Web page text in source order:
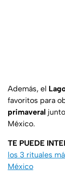
Además, el
favoritos para
primaveral
México.
TE PUEDE
los 3 rituales
México